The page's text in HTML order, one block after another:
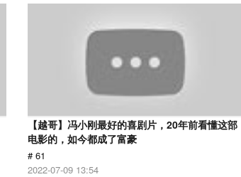
【越哥】冯小刚最好的喜剧片，20年前看懂这部
电影的，如今都成了富豪
# 61
2022-07-09 13:54